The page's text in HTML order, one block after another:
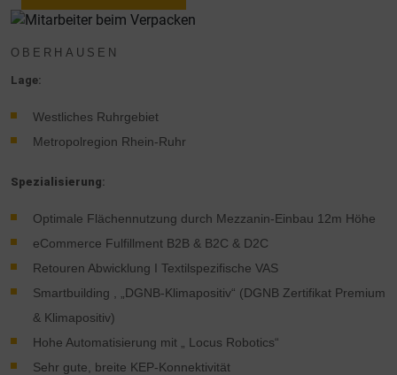
OBERHAUSEN
Lage:
Westliches Ruhrgebiet
Metropolregion Rhein-Ruhr
Spezialisierung:
Optimale Flächennutzung durch Mezzanin-Einbau 12m Höhe
eCommerce Fulfillment B2B & B2C & D2C
Retouren Abwicklung I Textilspezifische VAS
Smartbuilding , „DGNB-Klimapositiv“ (DGNB Zertifikat Premium
& Klimapositiv)
Hohe Automatisierung mit „ Locus Robotics“
Sehr gute, breite KEP-Konnektivität